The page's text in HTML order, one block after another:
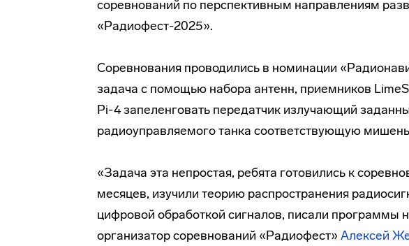
соревнований по перспективным направлениям
«Радиофест-2025».
Соревнования проводились в номинации
задача с помощью набора антенн, приемников
Pi-4 запеленговать передатчик излучающий
радиоуправляемого танка соответствующую
«Задача эта непростая, ребята готовились к
месяцев, изучили теорию распространения
цифровой обработкой сигналов, писали программы
организатор соревнований «Радиофест» Алексей